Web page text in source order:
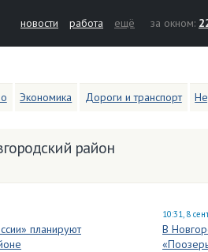
новости работа ещё за окном:
Экономика Дороги и транспорт
район
планируют
10:31, 8
В